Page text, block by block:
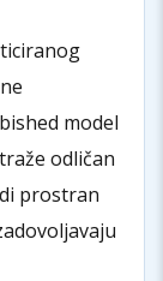
model
odličan
prostran